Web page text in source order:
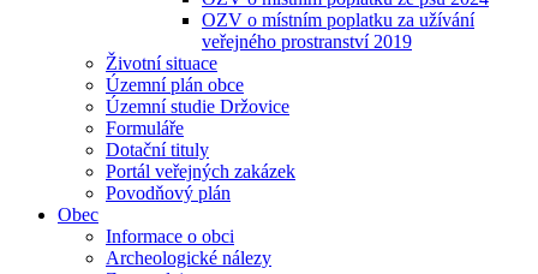
OZV o místním poplatku za užívání
veřejného prostranství 2019
Životní situace
Územní plán obce
Územní studie Držovice
Formuláře
Dotační tituly
Portál veřejných zakázek
Povodňový plán
Obec
Informace o obci
Archeologické nálezy